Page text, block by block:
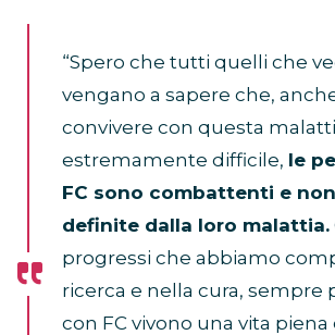
“Spero che tutti quelli che
vengano a sapere che,
convivere con questa
estremamente difficile, le
FC sono combattenti e
definite dalla loro malattia.
progressi che abbiamo
ricerca e nella cura, sempre
con FC vivono una vita